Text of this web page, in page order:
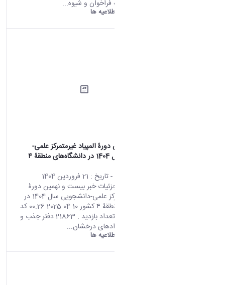
اطلاعیه ها
بیست و نهمین دورۀ المپیاد غیرمتمرکز علمی-
دانشجویی سال 1404 در دانشگاه‌های منطقۀ ۴
- تاریخ : 21 فروردین 1404
صفحه اصلی جزئیات خبر بیست و نهمین دورۀ
المپیاد غیرمتمرکز علمی-دانشجویی سال 1404 در
دانشگاه‌های منطقۀ ۴ کشور 10 04 2025 00:26 کد
خبر : 667199 تعداد بازدید : 21863 دفتر جذب و
هدایت استعدادهای درخشان...
اطلاعیه ها